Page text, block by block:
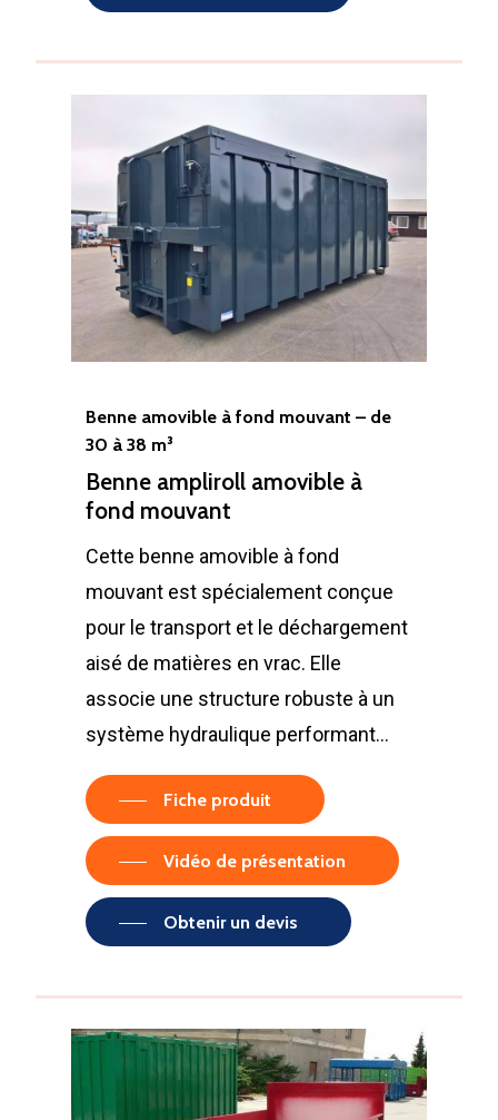
Benne amovible à fond mouvant – de
30 à 38 m³
Benne ampliroll amovible à
fond mouvant
Cette benne amovible à fond
mouvant est spécialement conçue
pour le transport et le déchargement
aisé de matières en vrac. Elle
associe une structure robuste à un
système hydraulique performant…
Fiche produit
Vidéo de présentation
Obtenir un devis